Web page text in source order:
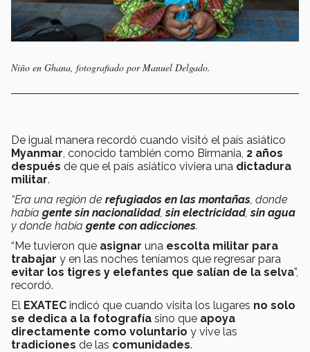
Niño en Ghana, fotografiado por Manuel Delgado.
De igual manera recordó cuando visitó el país asiático
Myanmar, conocido también como Birmania, 2 años
después de que el país asiático viviera una dictadura
militar.
“Era una región de refugiados en las montañas, donde
había gente sin nacionalidad,sin electricidad,sin agua
y donde había gente con adicciones.
“Me tuvieron que asignar una escolta militar para
trabajar y en las noches teníamos que regresar para
evitar los tigres y elefantes que salían de la selva”,
recordó.
El EXATEC indicó que cuando visita los lugares no solo
se dedica a la fotografía sino que apoya
directamente como voluntario y vive las
tradiciones de las comunidades.